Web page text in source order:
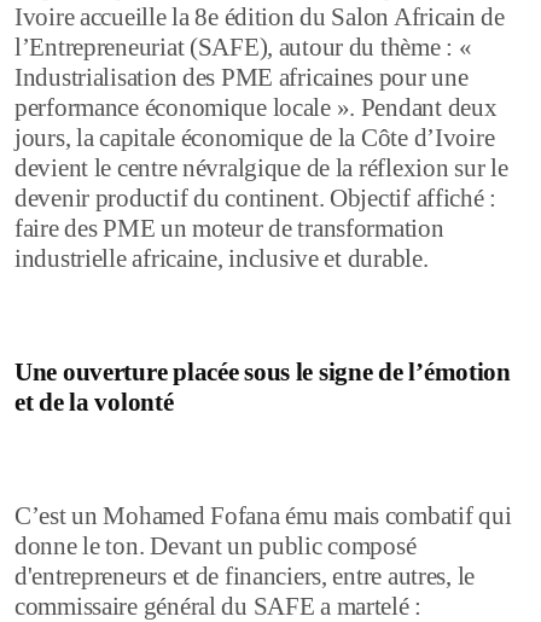
Ivoire accueille la 8e édition du Salon Africain de
l’Entrepreneuriat (SAFE), autour du thème : «
Industrialisation des PME africaines pour une
performance économique locale ». Pendant deux
jours, la capitale économique de la Côte d’Ivoire
devient le centre névralgique de la réflexion sur le
devenir productif du continent. Objectif affiché :
faire des PME un moteur de transformation
industrielle africaine, inclusive et durable.
Une ouverture placée sous le signe de l’émotion
et de la volonté
C’est un Mohamed Fofana ému mais combatif qui
donne le ton. Devant un public composé
d'entrepreneurs et de financiers, entre autres, le
commissaire général du SAFE a martelé :